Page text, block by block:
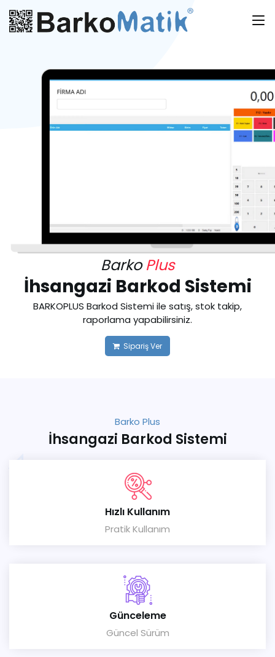
BarkoPlus
İhsangazi Barkod Sistemi
BARKOPLUS Barkod Sistemi ile satış, stok takip,
raporlama yapabilirsiniz.
Sipariş Ver
Barko Plus
İhsangazi Barkod Sistemi
Hızlı Kullanım
Pratik Kullanım
Günceleme
Güncel Sürüm